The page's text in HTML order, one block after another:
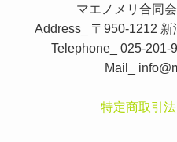
マエノメリ合同
Address_ 〒950-1212
Telephone_ 025-201-
Mail_
特定商取引